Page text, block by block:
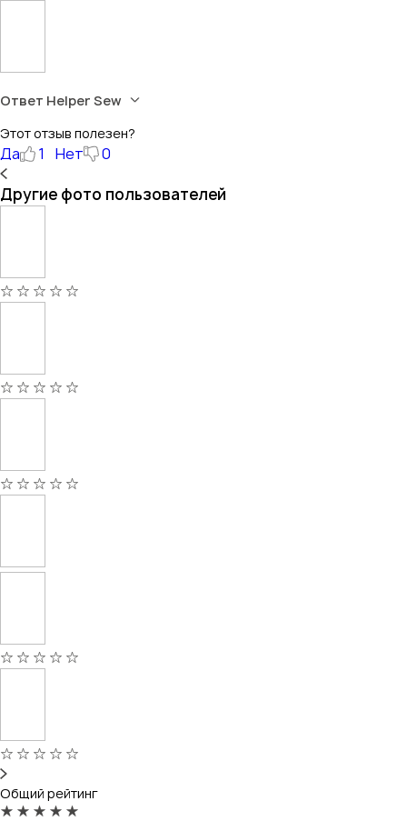
Ответ Helper Sew
Этот отзыв полезен?
Да 1 Нет 0
Другие фото пользователей
Общий рейтинг